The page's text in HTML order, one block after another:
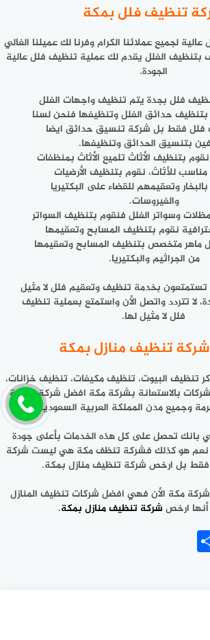
تنظيف فلل بمكة
لجميع عملائنا الكرام وفرنا لك عميلنا الغالي
بتنظيف الفلل يقدم لك عملية تنظيف فلل عالية
الجودة.
فلل بجدة يتم تنظيف واجهات الفلل
بتنظيف حدائق الفلل وتنظيفها فنحن لسنا
فقط بل شركة تنسيق حدائق ايضا
بتنسيق الحدائق وتنظيفها.
بتنظيف الأثاث تلميع الأثاث بمنظفات
للأثاث، نقوم بتنظيف الأرضيات
وتعقيمهم للقضاء على البكتيريا
والفيروسات.
وسواتر الفلل فنقوم بتنظيف السواتر
نقوم بتنظيف المسابح وتعقيمها
ماهر متخصص بتنظيف المسابح وتعقيمها
من الجراثيم والبكتيريا.
تستمتعون بخدمة تنظيف وتعقيم فلل لا مثيل
لا تتردد واتصل الأن واستمتع بعملية تنظيف
فلل لا مثيل لها.
تنظيف منازل بمكة
تنظيف البيوت، تنظيف مكيفات، تنظيف خزانات،
بالاستعانة بشركة مكة افضل شركة نظافة
وجميع مدن المملكة العربية السعودية.
بانك تحصل على كل هذه الخدمات بأعلى جودة
نعم هو كذلك فشركة تنظف مكة هي ليست شركة
فقط بل ارخص شركة تنظيف منازل بمكة.
شركة مكة الأن فهي افضل شركات تنظيف المنازل
ارخص شركة تنظيف منازل بمكة.